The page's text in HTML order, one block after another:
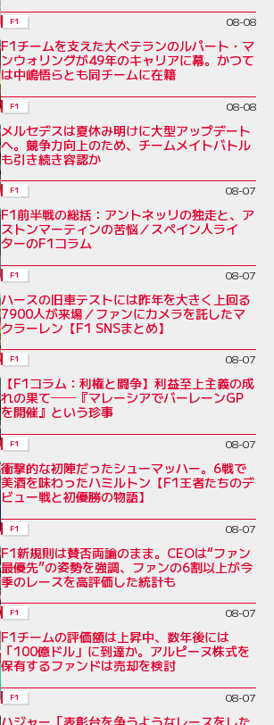
F1 08-08
F1チームを支えた大ベテランのルパート・マ
ンウォリングが49年のキャリアに幕。かつて
は中嶋悟らとも同チームに在籍
F1 08-08
メルセデスは夏休み明けに大型アップデート
へ。競争力向上のため、チームメイトバトル
も引き続き容認か
F1
08-07
F1前半戦の総括：アントネッリの独走と、ア
ストンマーティンの苦悩／スペイン人ライ
ターのF1コラム
F1 08-07
ハースの旧車テストには昨年を大きく上回る
7900人が来場／ファンにカメラを託したマ
クラーレン【F1 SNSまとめ】
F1
08-07
【F1コラム：利権と闘争】利益至上主義の成
れの果て──『マレーシアでバーレーンGP
を開催』という珍事
F1 08-07
衝撃的な初陣だったシューマッハー。6戦で
美酒を味わったハミルトン【F1王者たちのデ
ビュー戦と初優勝の物語】
F1 08-07
F1新規則は賛否両論のまま。CEOは“ファン
最優先”の姿勢を強調、ファンの6割以上が今
季のレースを高評価した統計も
F1 08-07
F1チームの評価額は上昇中、数年後には
「100億ドル」に到達か。アルピーヌ株式を
保有するファンドは売却を検討
F1 08-07
ハジャー「表彰台を争うようなレースをした